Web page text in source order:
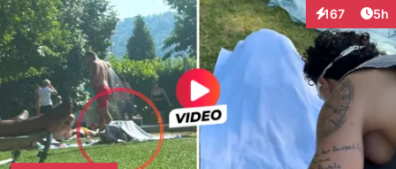
167
Interaktionen
5h